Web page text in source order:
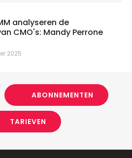
analyseren de
CMO's: Mandy Perrone
2025
ABONNEMENTEN
TARIEVEN